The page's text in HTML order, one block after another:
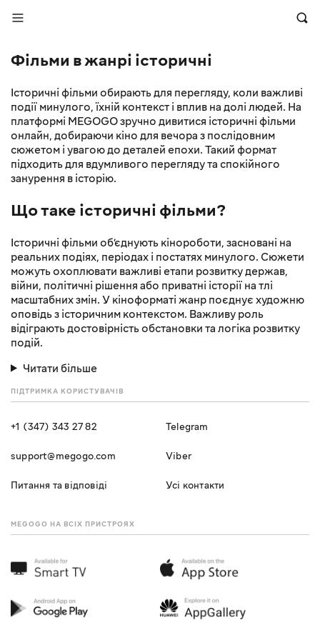
Фільми в жанрі історичні
Історичні фільми обирають для перегляду, коли важливі
події минулого, їхній контекст і вплив на долі людей. На
платформі MEGOGO зручно дивитися історичні фільми
онлайн, добираючи кіно для вечора з послідовним
сюжетом і увагою до деталей епохи. Такий формат
підходить для вдумливого перегляду та спокійного
занурення в історію.
Що таке історичні фільми?
Історичні фільми об’єднують кінороботи, засновані на
реальних подіях, періодах і постатях минулого. Сюжети
можуть охоплювати важливі етапи розвитку держав,
війни, політичні рішення або приватні історії на тлі
масштабних змін. У кіноформаті жанр поєднує художню
оповідь з історичним контекстом. Важливу роль
відіграють достовірність обстановки та логіка розвитку
подій.
Читати більше
ПІДТРИМКА КОРИСТУВАЧІВ
+1 (347) 343 27 82
support@megogo.com
Питання та відповіді
Telegram
Viber
Усі контакти
MEGOGO НА ВСІХ ПРИСТРОЯХ